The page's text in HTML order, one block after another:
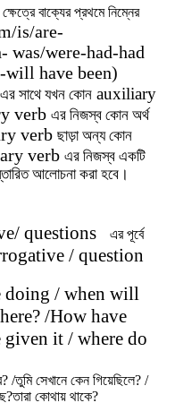
ক্ষেত্রে বাক্যের প্রথমে নিম্নের
is/are-
was/were-had-had
have been)
এর সাথে যখন কোন auxiliary
verb এর নিজস্ব কোন অর্থ
verb ছাড়া অন্য কোন
verb এর নিজস্ব একটি
আলোচনা করা হবে।
questions এর পূর্বে
/ question
doing / when will
/How have
given it / where do
সেখানে কেন গিয়েছিলে? /
কোথায় থাকে?